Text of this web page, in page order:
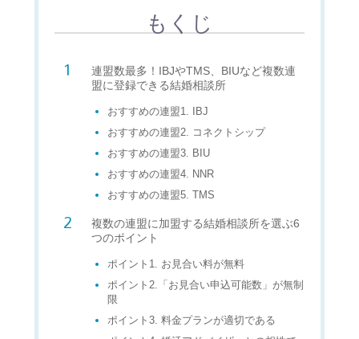
もくじ
連盟数最多！IBJやTMS、BIUなど複数連
盟に登録できる結婚相談所
おすすめの連盟1. IBJ
おすすめの連盟2. コネクトシップ
おすすめの連盟3. BIU
おすすめの連盟4. NNR
おすすめの連盟5. TMS
複数の連盟に加盟する結婚相談所を選ぶ6
つのポイント
ポイント1. お見合い料が無料
ポイント2.「お見合い申込可能数」が無制
限
ポイント3. 料金プランが適切である